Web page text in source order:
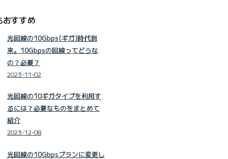
おすすめ
光回線の10Gbps(ギガ)時代到
来。10Gbpsの回線ってどうな
の？必要？
2023-11-02
光回線の10ギガタイプを利用す
るには？必要なものをまとめて
紹介
2023-12-08
光回線の10Gbpsプランに変更し